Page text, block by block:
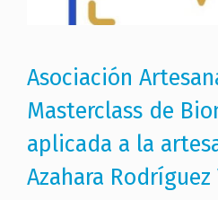
Asociación
Masterclass de
aplicada a la
Azahara